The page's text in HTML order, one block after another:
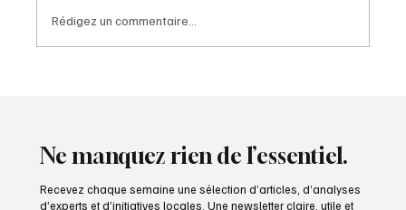
Rédigez un commentaire...
Ne manquez rien de l’essentiel.
Recevez chaque semaine une sélection d’articles, d’analyses
d’experts et d’initiatives locales. Une newsletter claire, utile et